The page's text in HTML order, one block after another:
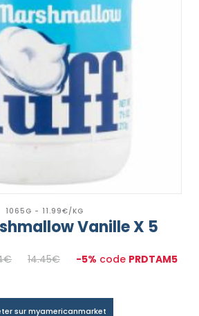
1065G - 11.99€/KG
Vanille X 5
14.45€ -5% code PRDTAM5
sur myamericanmarket